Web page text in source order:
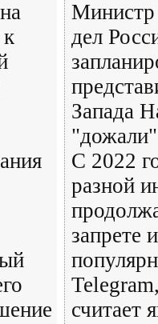
к
Министр
дел
Запада
"дожали"
С 2022
разной
запрете
считает